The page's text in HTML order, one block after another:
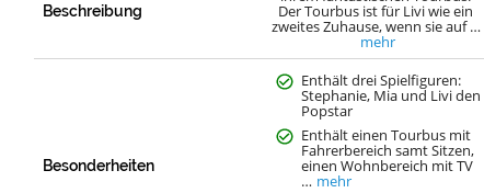
Beschreibung Der Tourbus ist für Livi wie ein
zweites Zuhause, wenn sie auf …
mehr
Besonderheiten
Enthält drei Spielfiguren:
Stephanie, Mia und Livi den
Popstar
Enthält einen Tourbus mit
Fahrerbereich samt Sitzen,
einen Wohnbereich mit TV
… mehr